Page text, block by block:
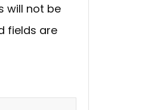
will not be
fields are